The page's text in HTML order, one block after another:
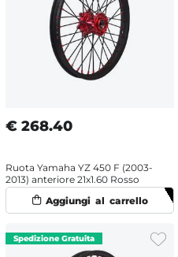
€ 268.40
Ruota Yamaha YZ 450 F (2003-
2013) anteriore 21x1.60 Rosso